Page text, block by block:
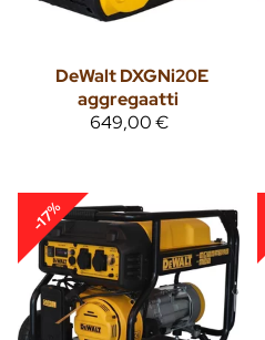
DeWalt DXGNi20E
aggregaatti
649,00 €
-17%